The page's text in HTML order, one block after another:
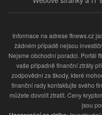
Informace na adrese ftnews.cz
žádném případě nejsou
Nejsme obchodní poradci. Portál
vaše případně finanční ztráty
zodpovědní za škody, které
finanční rady kontaktujte svého
můžete dovolit ztratit. Ceny
jsou